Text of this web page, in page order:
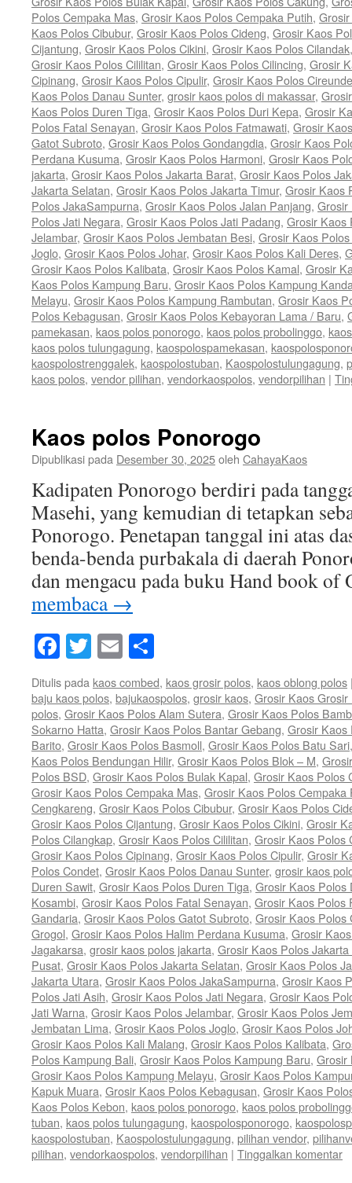
Polos Cempaka Mas, Grosir Kaos Polos Cempaka Putih,
Kaos Polos Cibubur, Grosir Kaos Polos Cideng, Grosir Kaos
Cijantung, Grosir Kaos Polos Cikini, Grosir Kaos Polos Cilandak
Grosir Kaos Polos Cililitan, Grosir Kaos Polos Cilincing, Grosir
Cipinang, Grosir Kaos Polos Cipulir, Grosir Kaos Polos
Kaos Polos Danau Sunter, grosir kaos polos di makassar,
Kaos Polos Duren Tiga, Grosir Kaos Polos Duri Kepa, Grosir
Polos Fatal Senayan, Grosir Kaos Polos Fatmawati, Grosir
Gatot Subroto, Grosir Kaos Polos Gondangdia, Grosir Kaos
Perdana Kusuma, Grosir Kaos Polos Harmoni, Grosir Kaos
jakarta, Grosir Kaos Polos Jakarta Barat, Grosir Kaos Polos
Jakarta Selatan, Grosir Kaos Polos Jakarta Timur, Grosir Kaos
Polos JakaSampurna, Grosir Kaos Polos Jalan Panjang, Grosir
Polos Jati Negara, Grosir Kaos Polos Jati Padang, Grosir Kaos
Jelambar, Grosir Kaos Polos Jembatan Besi, Grosir Kaos
Joglo, Grosir Kaos Polos Johar, Grosir Kaos Polos Kali Deres,
Grosir Kaos Polos Kalibata, Grosir Kaos Polos Kamal, Grosir
Kaos Polos Kampung Baru, Grosir Kaos Polos Kampung
Melayu, Grosir Kaos Polos Kampung Rambutan, Grosir Kaos
Polos Kebagusan, Grosir Kaos Polos Kebayoran Lama / Baru,
pamekasan, kaos polos ponorogo, kaos polos probolinggo,
kaos polos tulungagung, kaospolospamekasan,
kaospolostrenggalek, kaospolostuban, Kaospolostulungagung,
kaos polos, vendor pilihan, vendorkaospolos, vendorpilihan |
Kaos polos Ponorogo
Dipublikasi pada Desember 30, 2025oleh CahayaKaos
Kadipaten Ponorogo berdiri pada
Masehi, yang kemudian di tetapkan
Ponorogo. Penetapan tanggal ini atas
benda-benda purbakala di daerah
dan mengacu pada buku Hand book
membaca →
Facebook
Twitter
Email
Ditulis pada kaos combed, kaos grosir polos, kaos oblong polos
baju kaos polos, bajukaospolos, grosir kaos, Grosir Kaos
polos, Grosir Kaos Polos Alam Sutera, Grosir Kaos Polos
Sokarno Hatta, Grosir Kaos Polos Bantar Gebang, Grosir Kaos
Barito, Grosir Kaos Polos Basmoll, Grosir Kaos Polos Batu Sari
Kaos Polos Bendungan Hilir, Grosir Kaos Polos Blok – M,
Polos BSD, Grosir Kaos Polos Bulak Kapal, Grosir Kaos Polos
Grosir Kaos Polos Cempaka Mas, Grosir Kaos Polos Cempaka
Cengkareng, Grosir Kaos Polos Cibubur, Grosir Kaos Polos
Grosir Kaos Polos Cijantung, Grosir Kaos Polos Cikini, Grosir
Polos Cilangkap, Grosir Kaos Polos Cililitan, Grosir Kaos Polos
Grosir Kaos Polos Cipinang, Grosir Kaos Polos Cipulir, Grosir
Polos Condet, Grosir Kaos Polos Danau Sunter, grosir kaos
Duren Sawit, Grosir Kaos Polos Duren Tiga, Grosir Kaos Polos
Kosambi, Grosir Kaos Polos Fatal Senayan, Grosir Kaos Polos
Gandaria, Grosir Kaos Polos Gatot Subroto, Grosir Kaos Polos
Grogol, Grosir Kaos Polos Halim Perdana Kusuma, Grosir
Jagakarsa, grosir kaos polos jakarta, Grosir Kaos Polos
Pusat, Grosir Kaos Polos Jakarta Selatan, Grosir Kaos Polos
Jakarta Utara, Grosir Kaos Polos JakaSampurna, Grosir Kaos
Polos Jati Asih, Grosir Kaos Polos Jati Negara, Grosir Kaos
Jati Warna, Grosir Kaos Polos Jelambar, Grosir Kaos Polos
Jembatan Lima, Grosir Kaos Polos Joglo, Grosir Kaos Polos
Grosir Kaos Polos Kali Malang, Grosir Kaos Polos Kalibata,
Polos Kampung Bali, Grosir Kaos Polos Kampung Baru, Grosir
Grosir Kaos Polos Kampung Melayu, Grosir Kaos Polos
Kapuk Muara, Grosir Kaos Polos Kebagusan, Grosir Kaos
Kaos Polos Kebon, kaos polos ponorogo, kaos polos
tuban, kaos polos tulungagung, kaospolosponorogo,
kaospolostuban, Kaospolostulungagung, pilihan vendor,
pilihan, vendorkaospolos, vendorpilihan | Tinggalkan komentar